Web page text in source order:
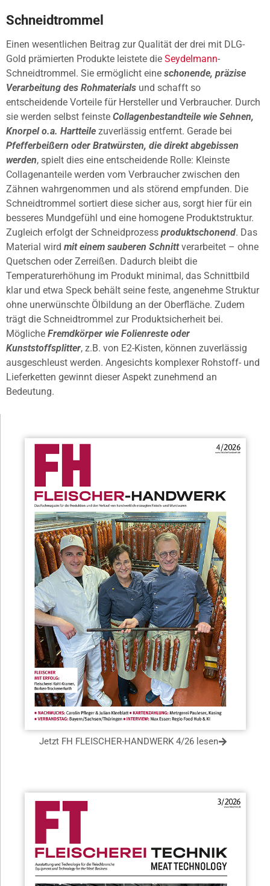
Schneidtrommel
Einen wesentlichen Beitrag zur Qualität der drei mit DLG-
Gold prämierten Produkte leistete die Seydelmann-
Schneidtrommel. Sie ermöglicht eine schonende, präzise
Verarbeitung des Rohmaterials und schafft so
entscheidende Vorteile für Hersteller und Verbraucher. Durch
sie werden selbst feinste Collagenbestandteile wie Sehnen,
Knorpel o.a. Hartteile zuverlässig entfernt. Gerade bei
Pfefferbeißern oder Bratwürsten, die direkt abgebissen
werden, spielt dies eine entscheidende Rolle: Kleinste
Collagenanteile werden vom Verbraucher zwischen den
Zähnen wahrgenommen und als störend empfunden. Die
Schneidtrommel sortiert diese sicher aus, sorgt hier für ein
besseres Mundgefühl und eine homogene Produktstruktur.
Zugleich erfolgt der Schneidprozess produktschonend. Das
Material wird mit einem sauberen Schnittverarbeitet – ohne
Quetschen oder Zerreißen. Dadurch bleibt die
Temperaturerhöhung im Produkt minimal, das Schnittbild
klar und etwa Speck behält seine feste, angenehme Struktur
ohne unerwünschte Ölbildung an der Oberfläche. Zudem
trägt die Schneidtrommel zur Produktsicherheit bei.
Mögliche Fremdkörper wie Folienreste oder
Kunststoffsplitter, z.B. von E2-Kisten, können zuverlässig
ausgeschleust werden. Angesichts komplexer Rohstoff- und
Lieferketten gewinnt dieser Aspekt zunehmend an
Bedeutung.
Jetzt FH FLEISCHER-HANDWERK 4/26 lesen